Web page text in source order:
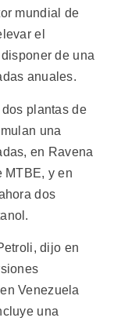
mundial de
el
de una
anuales.
plantas de
una
en Ravena
MTBE, y en
dos
dijo en
Venezuela
una